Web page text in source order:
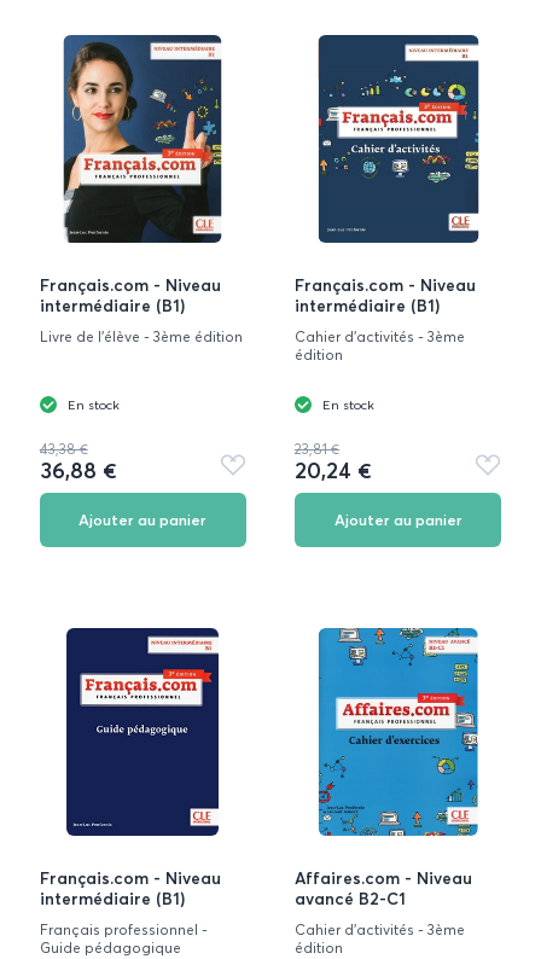
Français.com - Niveau
intermédiaire (B1)
Livre de l'élève - 3ème édition
En stock
43,38 €
36,88 €
Ajouter
aux
Ajouter au panier
Français.com - Niveau
intermédiaire (B1)
Cahier d'activités - 3ème
édition
En stock
23,81 €
20,24 €
Ajouter
aux
Ajouter au panier
Français.com - Niveau
intermédiaire (B1)
Français professionnel -
Guide pédagogique
Affaires.com - Niveau
avancé B2-C1
Cahier d'activités - 3ème
édition